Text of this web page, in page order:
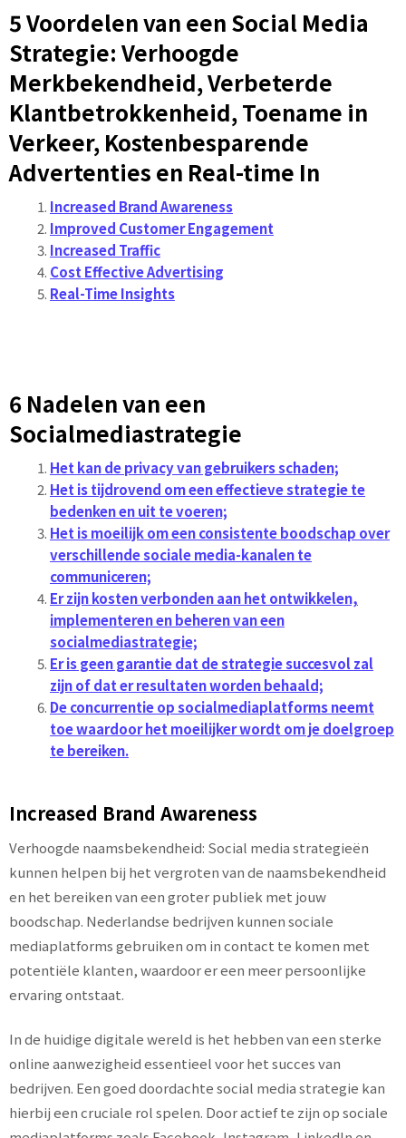
5 Voordelen van een Social Media
Strategie: Verhoogde
Merkbekendheid, Verbeterde
Klantbetrokkenheid, Toename in
Verkeer, Kostenbesparende
Advertenties en Real-time In
Increased Brand Awareness
Improved Customer Engagement
Increased Traffic
Cost Effective Advertising
Real-Time Insights
6 Nadelen van een
Socialmediastrategie
Het kan de privacy van gebruikers schaden;
Het is tijdrovend om een effectieve strategie te
bedenken en uit te voeren;
Het is moeilijk om een consistente boodschap over
verschillende sociale media-kanalen te
communiceren;
Er zijn kosten verbonden aan het ontwikkelen,
implementeren en beheren van een
socialmediastrategie;
Er is geen garantie dat de strategie succesvol zal
zijn of dat er resultaten worden behaald;
De concurrentie op socialmediaplatforms neemt
toe waardoor het moeilijker wordt om je doelgroep
te bereiken.
Increased Brand Awareness
Verhoogde naamsbekendheid: Social media strategieën
kunnen helpen bij het vergroten van de naamsbekendheid
en het bereiken van een groter publiek met jouw
boodschap. Nederlandse bedrijven kunnen sociale
mediaplatforms gebruiken om in contact te komen met
potentiële klanten, waardoor er een meer persoonlijke
ervaring ontstaat.
In de huidige digitale wereld is het hebben van een sterke
online aanwezigheid essentieel voor het succes van
bedrijven. Een goed doordachte social media strategie kan
hierbij een cruciale rol spelen. Door actief te zijn op sociale